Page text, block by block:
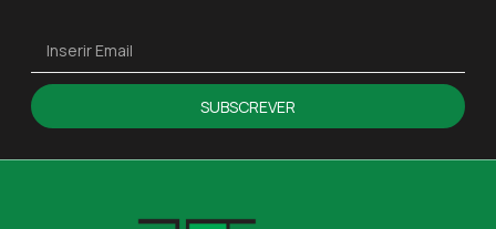
SUBSCREVER